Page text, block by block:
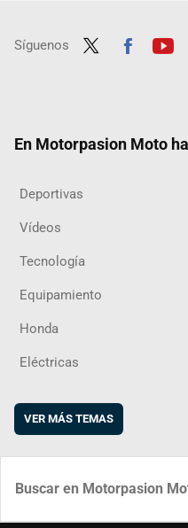
Síguenos
En Motorpasion Moto
Deportivas
Vídeos
Tecnología
Equipamiento
Honda
Eléctricas
VER MÁS TEMAS